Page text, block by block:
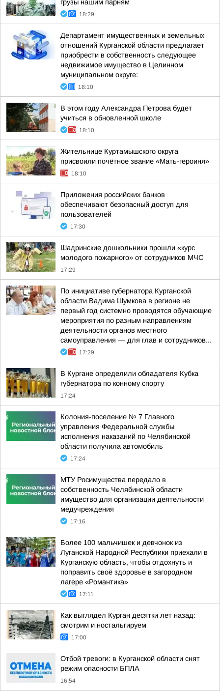
грузы нашим парням
18:29
Департамент имущественных и земельных
отношений Курганской области предлагает
приобрести в собственность следующее
недвижимое имущество в Целинном
муниципальном округе:
18:10
В этом году Александра Петрова будет
учиться в обновленной школе
18:10
Жительнице Куртамышского округа
присвоили почётное звание «Мать-героиня»
18:10
Приложения российских банков
обеспечивают безопасный доступ для
пользователей
17:30
Шадринские дошкольники прошли «курс
молодого пожарного» от сотрудников МЧС
17:29
По инициативе губернатора Курганской
области Вадима Шумкова в регионе не
первый год системно проводятся обучающие
мероприятия по разным направлениям
деятельности органов местного
самоуправления — для глав и сотрудников...
17:29
В Кургане определили обладателя Кубка
губернатора по конному спорту
17:24
Колония-поселение № 7 Главного
управления Федеральной службы
исполнения наказаний по Челябинской
области получила автомобиль
17:24
МТУ Росимущества передало в
собственность Челябинской области
имущество для организации деятельности
медучреждения
17:16
Более 100 мальчишек и девчонок из
Луганской Народной Республики приехали в
Курганскую область, чтобы отдохнуть и
поправить своё здоровье в загородном
лагере «Романтика»
17:11
Как выглядел Курган десятки лет назад:
смотрим и ностальгируем
17:00
Отбой тревоги: в Курганской области снят
режим опасности БПЛА
16:54